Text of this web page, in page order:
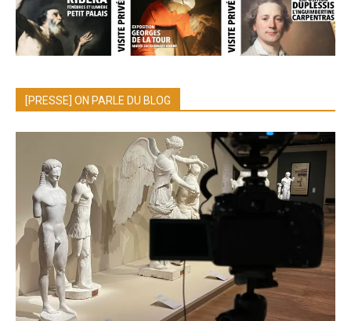
[PRESSE] ON PARLE DU BLOG